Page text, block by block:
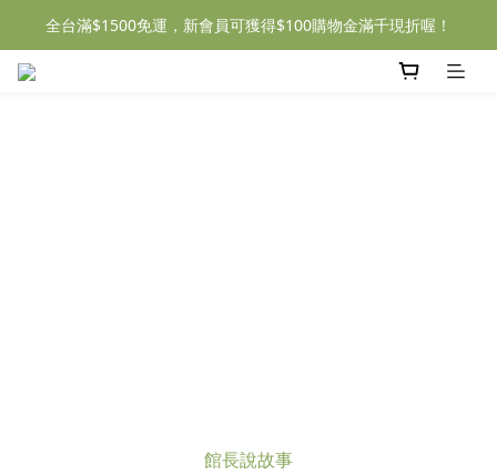
全台滿$1500免運，新會員可獲得$100購物金滿千現折喔！
館長說故事